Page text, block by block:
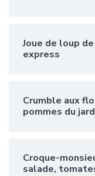
Joue de loup
express
Crumble aux
pommes du
Croque-
salade,